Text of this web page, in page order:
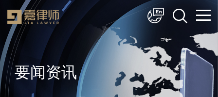
简体中文
English
要闻资讯